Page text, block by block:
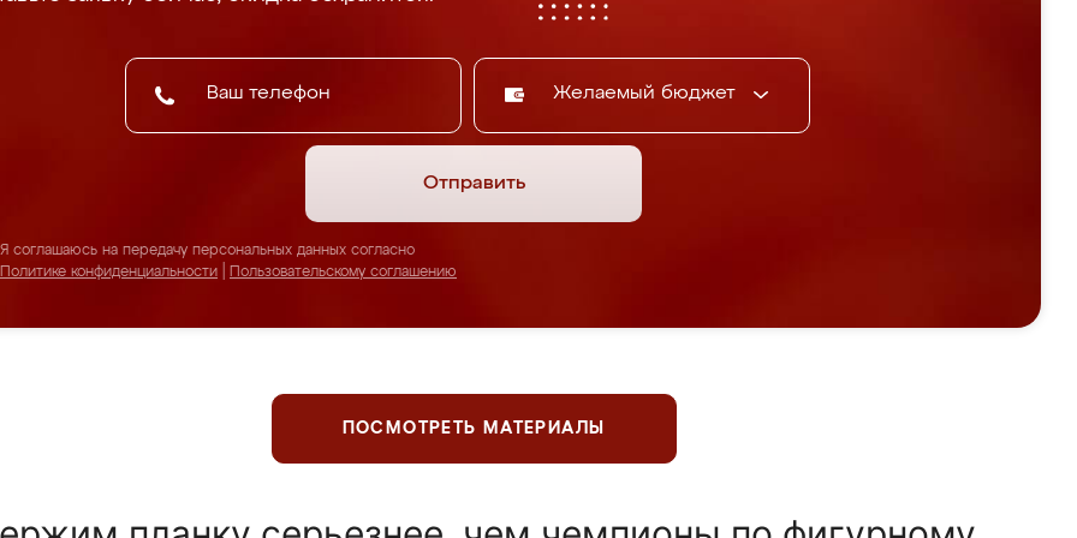
Желаемый бюджет
Отправить
Я соглашаюсь на передачу персональных данных согласно
Политике конфиденциальности
Пользовательскому соглашению
ПОСМОТРЕТЬ МАТЕРИАЛЫ